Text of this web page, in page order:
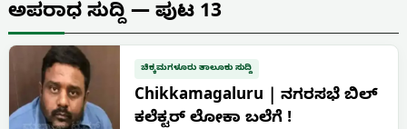
ಅಪರಾಧ ಸುದ್ದಿ — ಪುಟ 13
ಚಿಕ್ಕಮಗಳೂರು ತಾಲೂಕು ಸುದ್ದಿ
Chikkamagaluru | ನಗರಸಭೆ ಬಿಲ್
ಕಲೆಕ್ಟರ್ ಲೋಕಾ ಬಲೆಗೆ !